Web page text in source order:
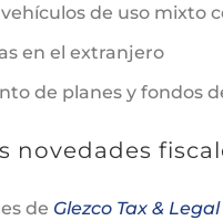
de uso mixto
en el extranjero
de planes y fondos
novedades
de Glezco Tax & Legal